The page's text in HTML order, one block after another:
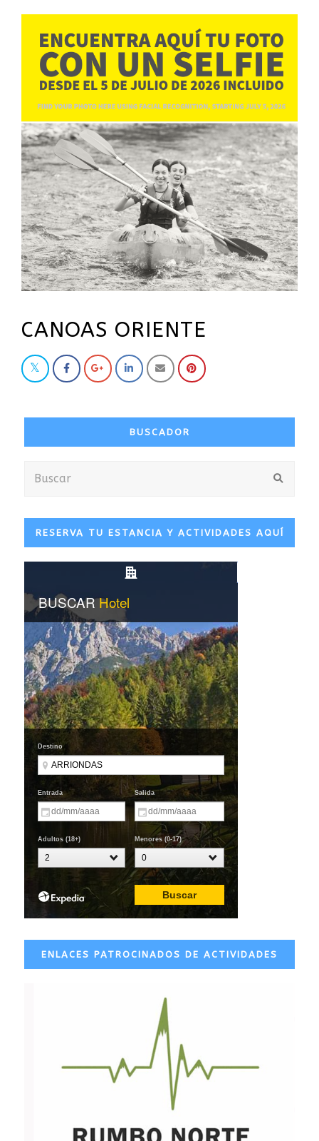
CANOAS ORIENTE
BUSCADOR
RESERVA TU ESTANCIA Y ACTIVIDADES AQUÍ
ENLACES PATROCINADOS DE ACTIVIDADES